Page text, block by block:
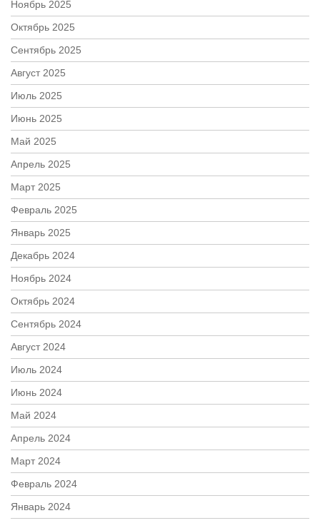
Ноябрь 2025
Октябрь 2025
Сентябрь 2025
Август 2025
Июль 2025
Июнь 2025
Май 2025
Апрель 2025
Март 2025
Февраль 2025
Январь 2025
Декабрь 2024
Ноябрь 2024
Октябрь 2024
Сентябрь 2024
Август 2024
Июль 2024
Июнь 2024
Май 2024
Апрель 2024
Март 2024
Февраль 2024
Январь 2024